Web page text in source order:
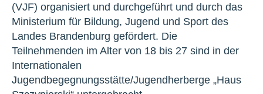
(VJF) organisiert und durchgeführt und durch das
Ministerium für Bildung, Jugend und Sport des
Landes Brandenburg gefördert. Die
Teilnehmenden im Alter von 18 bis 27 sind in der
Internationalen
Jugendbegegnungsstätte/Jugendherberge „Haus